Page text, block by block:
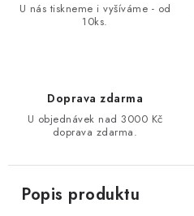
U nás tiskneme i vyšíváme - od
10ks.
Doprava zdarma
U objednávek nad 3000 Kč
doprava zdarma.
Popis produktu